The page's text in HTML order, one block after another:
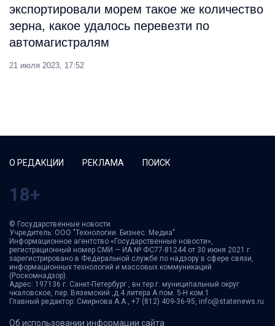
экспортировали морем такое же количество
зерна, какое удалось перевезти по
автомагистралям
21 июля 2023, 17:52
О РЕДАКЦИИ РЕКЛАМА ПОИСК
18+
© Государственные новости
Учредитель: ООО "Технологии. Бизнес. Медиа"
Информационное агентство «Государственные новости»,
регистрационный номер СМИ — ИА № ФС77-81244 от 30 июня 2021 г
зарегистрировано в Федеральной службе по надзору в сфере связи,
информационных технологий и массовых коммуникаций
(Роскомнадзор).
Адрес: 197136 г. Санкт-Петербург , вн.тер.г. муниципальный округ
чкаловское, пер. Вяземский ,д.4 литера А пом. 5-Н ком.1
Главный редактор: Смирнова А.А., +7 (812) 409-36-95, info@statenews.ru
Об использовании информации сайта